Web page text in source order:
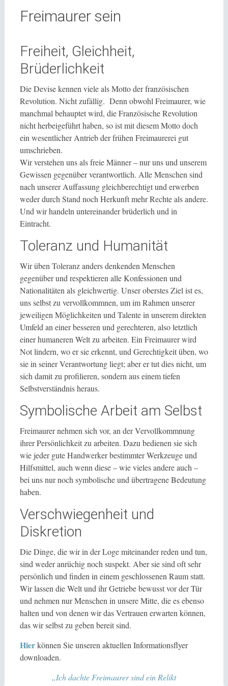
Freimaurer sein
Freiheit, Gleichheit,
Brüderlichkeit
Die Devise kennen viele als Motto der französischen
Revolution. Nicht zufällig. Denn obwohl Freimaurer, wie
manchmal behauptet wird, die Französische Revolution
nicht herbeigeführt haben, so ist mit diesem Motto doch
ein wesentlicher Antrieb der frühen Freimaurerei gut
umschrieben.
Wir verstehen uns als freie Männer – nur uns und unserem
Gewissen gegenüber verantwortlich. Alle Menschen sind
nach unserer Auffassung gleichberechtigt und erwerben
weder durch Stand noch Herkunft mehr Rechte als andere.
Und wir handeln untereinander brüderlich und in
Eintracht.
Toleranz und Humanität
Wir üben Toleranz anders denkenden Menschen
gegenüber und respektieren alle Konfessionen und
Nationalitäten als gleichwertig. Unser oberstes Ziel ist es,
uns selbst zu vervollkommnen, um im Rahmen unserer
jeweiligen Möglichkeiten und Talente in unserem direkten
Umfeld an einer besseren und gerechteren, also letztlich
einer humaneren Welt zu arbeiten. Ein Freimaurer wird
Not lindern, wo er sie erkennt, und Gerechtigkeit üben, wo
sie in seiner Verantwortung liegt; aber er tut dies nicht, um
sich damit zu profilieren, sondern aus einem tiefen
Selbstverständnis heraus.
Symbolische Arbeit am Selbst
Freimaurer nehmen sich vor, an der Vervollkommnung
ihrer Persönlichkeit zu arbeiten. Dazu bedienen sie sich
wie jeder gute Handwerker bestimmter Werkzeuge und
Hilfsmittel, auch wenn diese – wie vieles andere auch –
bei uns nur noch symbolische und übertragene Bedeutung
haben.
Verschwiegenheit und
Diskretion
Die Dinge, die wir in der Loge miteinander reden und tun,
sind weder anrüchig noch suspekt. Aber sie sind oft sehr
persönlich und finden in einem geschlossenen Raum statt.
Wir lassen die Welt und ihr Getriebe bewusst vor der Tür
und nehmen nur Menschen in unsere Mitte, die es ebenso
halten und von denen wir das Vertrauen erwarten können,
das wir selbst zu geben bereit sind.
Hierkönnen Sie unseren aktuellen Informationsflyer
downloaden.
„Ich dachte Freimaurer sind ein Relikt